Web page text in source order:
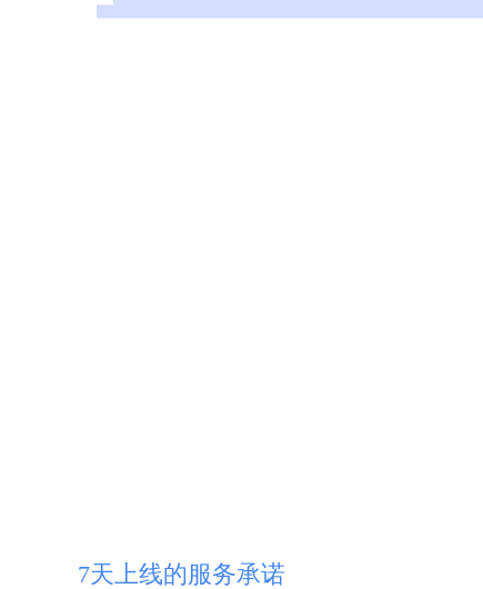
7天上线的服务承诺